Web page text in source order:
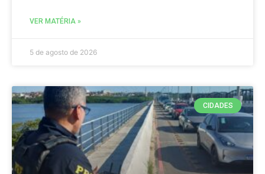
VER MATÉRIA »
5 de agosto de 2026
CIDADES